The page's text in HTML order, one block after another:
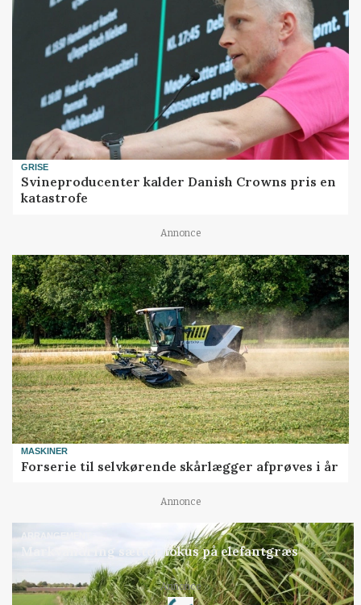
GRISE
Svineproducenter kalder Danish Crowns pris en
katastrofe
Annonce
MASKINER
Forserie til selvkørende skårlægger afprøves i år
Annonce
ARRANGEMENT
Markvandring sætter fokus på elefantgræs
Annonce